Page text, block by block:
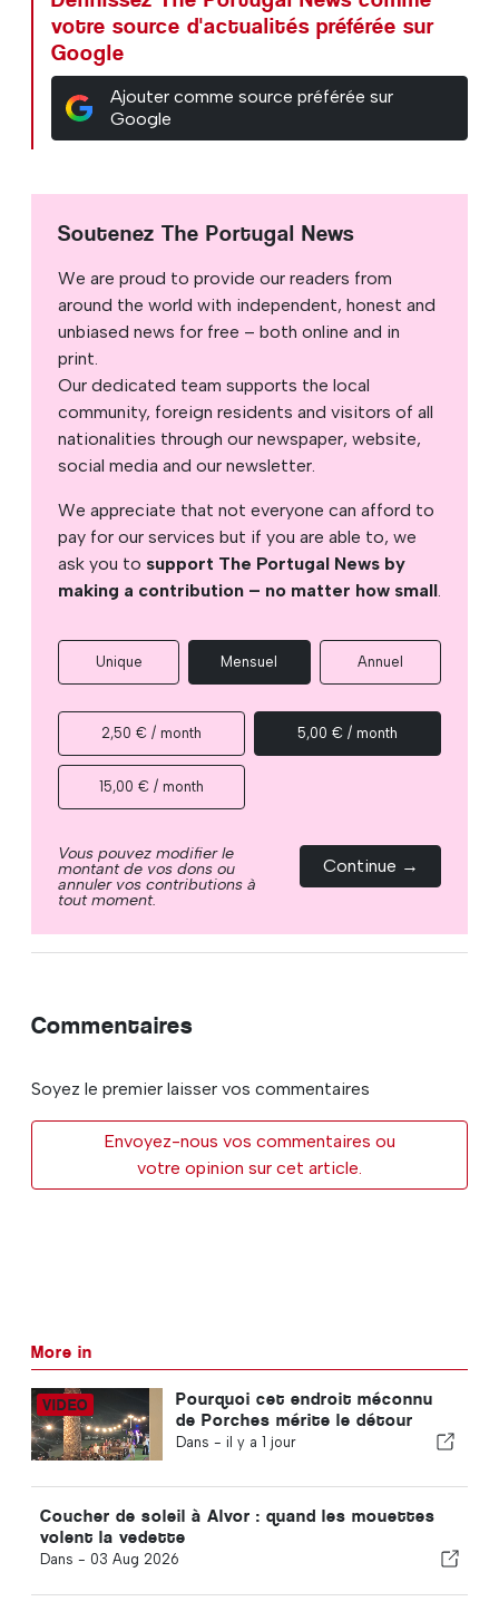
votre source d'actualités préférée sur
Google
Ajouter comme source préférée sur
Google
Soutenez The Portugal News
We are proud to provide our readers from
around the world with independent, honest and
unbiased news for free – both online and in
print.
Our dedicated team supports the local
community, foreign residents and visitors of all
nationalities through our newspaper, website,
social media and our newsletter.
We appreciate that not everyone can afford to
pay for our services but if you are able to, we
ask you to support The Portugal News by
making a contribution – no matter how small.
Unique Mensuel Annuel
2,50 € / month 5,00 € / month
15,00 € / month
Vous pouvez modifier le
montant de vos dons ou
annuler vos contributions à
tout moment.
Continue →
Commentaires
Soyez le premier laisser vos commentaires
Envoyez-nous vos commentaires ou
votre opinion sur cet article.
More in
Pourquoi cet endroit méconnu
de Porches mérite le détour
Dans - il y a 1 jour
Coucher de soleil à Alvor : quand les mouettes
volent la vedette
Dans - 03 Aug 2026